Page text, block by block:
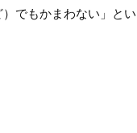
でもかまわない」とい